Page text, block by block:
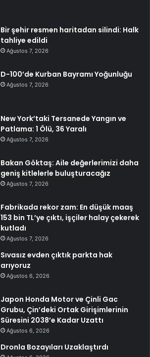
Bir şehir resmen haritadan silindi: Halk
tahliye edildi
Ağustos 7, 2026
D-100’de Kurban Bayramı Yoğunluğu
Ağustos 7, 2026
New York’taki Tersanede Yangın ve
Patlama: 1 Ölü, 36 Yaralı
Ağustos 7, 2026
Bakan Göktaş: Aile değerlerimizi daha
geniş kitlelerle buluşturacağız
Ağustos 7, 2026
Fabrikada rekor zam: En düşük maaş
153 bin TL’ye çıktı, işçiler halay çekerek
kutladı
Ağustos 7, 2026
Sıvasız evden çıktık parkta hak
arıyoruz
Ağustos 6, 2026
Japon Honda Motor ve Çinli Gac
Grubu, Çin’deki Ortak Girişimlerinin
Süresini 2038’e Kadar Uzattı
Ağustos 6, 2026
Dronla Bozayıları Uzaklaştırdı